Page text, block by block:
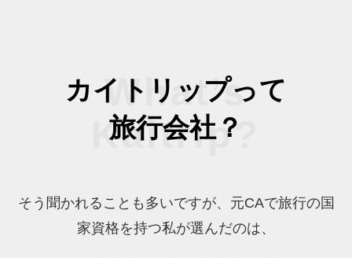
カイトリップって
旅行会社？
そう聞かれることも多いですが、元CAで旅行の国
家資格を持つ私が選んだのは、